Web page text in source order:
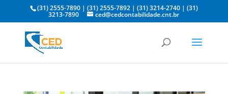
(31) 2555-7890| (31) 2555-7892| (31) 3214-2740| (31)
3213-7890 ced@cedcontabilidade.cnt.br